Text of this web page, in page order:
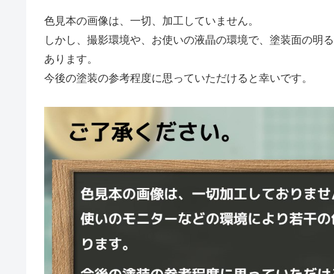
色見本の画像は、一切、加工していません。
しかし、撮影環境や、お使いの液晶の環境で、塗装面の明
あります。
今後の塗装の参考程度に思っていただけると幸いです。